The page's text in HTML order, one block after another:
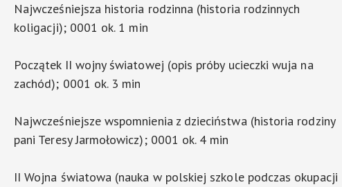
Najwcześniejsza historia rodzinna (historia rodzinnych
koligacji); 0001 ok. 1 min
Początek II wojny światowej (opis próby ucieczki wuja na
zachód); 0001 ok. 3 min
Najwcześniejsze wspomnienia z dzieciństwa (historia rodziny
pani Teresy Jarmołowicz); 0001 ok. 4 min
II Wojna światowa (nauka w polskiej szkole podczas okupacji